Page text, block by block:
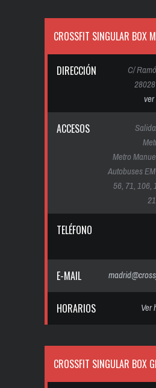
CROSSFIT SINGULAR BOX
DIRECCIÓN
C/
ACCESOS
Metro
Autobuses
56, 71, 106,
TELÉFONO
E-MAIL
HORARIOS Ver
CROSSFIT SINGULAR BOX